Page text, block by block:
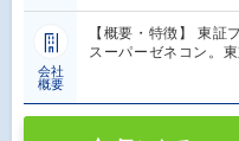
会社
概要
【概要・特徴】 東証
スーパーゼネコン。